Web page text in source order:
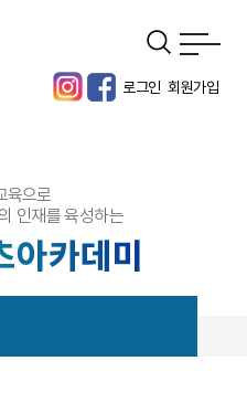
로그인 회원가입
육으로
인재를 육성하는
카데미